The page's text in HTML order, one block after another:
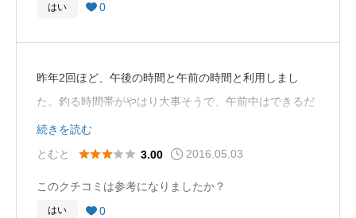
になれていないし、子供も釣れないと飽きると思ったか
で…時間内で釣りたい‼という人にはお勧めできませ
ん。ウチも二度と行かないと思います。
はい  0
昨年2回ほど、午後の時間と午前の時間と利用しまし
た。釣る時間帯がやはり大事そうで、午前中はできるだ
け早い時間か夕方かがよいようです。独特の釣り方もあ
るようでたくさん釣ることができる人はたくさん釣って
で、時間を気にせずに楽しむことができます。夏場はす
続きを読む
とむと
 3.00 2016.05.03
このクチコミは参考になりましたか？
はい  0